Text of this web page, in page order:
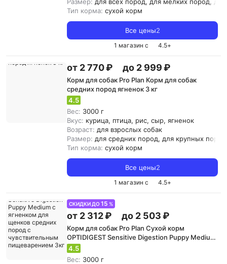
Тип корма: сухой корм
Все цены2
1 магазин с 4.5+
от 2 770 ₽ до 2 999 ₽
Корм для собак Pro Plan Корм для собак
средних пород ягненок 3 кг
4.5
Вес: 3000 г
Вкус: курица, птица, рис, сыр, ягненок
Возраст: для взрослых собак
Размер: для средних пород, для крупных пород
Тип корма: сухой корм
Все цены2
1 магазин с 4.5+
СКИДКИ ДО15 %
от 2 312 ₽ до 2 503 ₽
Корм для собак Pro Plan Сухой корм
OPTIDIGEST Sensitive Digestion Puppy Medium
с ягненком для щенков средних пород с
чувствительным пищеварением 3кг
4.5
Вес: 3000 г